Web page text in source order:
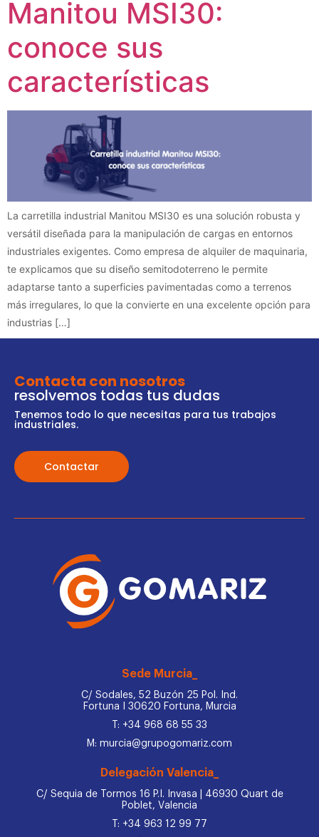
Manitou MSI30:
conoce sus
características
La carretilla industrial Manitou MSI30 es una solución robusta y
versátil diseñada para la manipulación de cargas en entornos
industriales exigentes. Como empresa de alquiler de maquinaria,
te explicamos que su diseño semitodoterreno le permite
adaptarse tanto a superficies pavimentadas como a terrenos
más irregulares, lo que la convierte en una excelente opción para
industrias […]
Contacta con nosotros
resolvemos todas tus dudas
Tenemos todo lo que necesitas para tus trabajos
industriales.
Contactar
Sede Murcia_
C/ Sodales, 52 Buzón 25 Pol. Ind.
Fortuna I 30620 Fortuna, Murcia
T: +34 968 68 55 33
M: murcia@grupogomariz.com
Delegación Valencia_
C/ Sequia de Tormos 16 P.I. Invasa | 46930 Quart de
Poblet, Valencia
T: +34 963 12 99 77